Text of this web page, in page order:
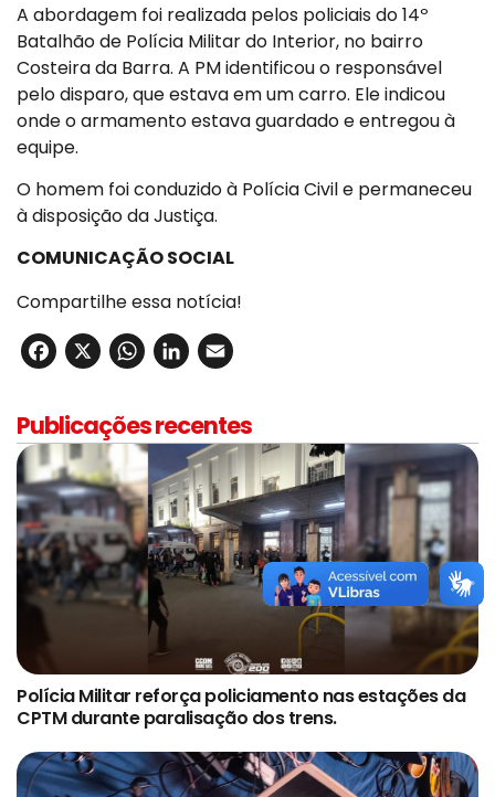
A abordagem foi realizada pelos policiais do 14º
Batalhão de Polícia Militar do Interior, no bairro
Costeira da Barra. A PM identificou o responsável
pelo disparo, que estava em um carro. Ele indicou
onde o armamento estava guardado e entregou à
equipe.
O homem foi conduzido à Polícia Civil e permaneceu
à disposição da Justiça.
COMUNICAÇÃO SOCIAL
Compartilhe essa notícia!
Facebook
X WhatsApp
LinkedIn
Publicações recentes
Polícia Militar reforça policiamento nas estações da
CPTM durante paralisação dos trens.